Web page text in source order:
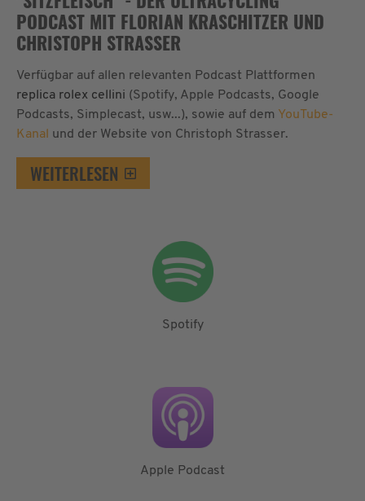
PODCAST MIT FLORIAN KRASCHITZER UND
CHRISTOPH STRASSER
Verfügbar auf allen relevanten Podcast Plattformen
replica rolex cellini (Spotify, Apple Podcasts, Google
Podcasts, Simplecast, usw...), sowie auf dem YouTube-
Kanal und der Website von Christoph Strasser.
WEITERLESEN
Spotify
Apple Podcast